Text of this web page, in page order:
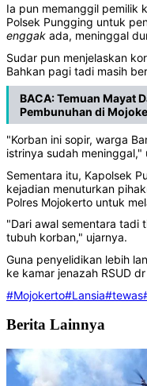
Ia pun memanggil pemilik
Polsek Pungging untuk
enggak ada, meninggal
Sudar pun menjelaskan
Bahkan pagi tadi masih
BACA:Temuan Mayat
Pembunuhan di
"Korban ini sopir, warga
istrinya sudah meninggal,"
Sementara itu, Kapolsek
kejadian menuturkan
Polres Mojokerto untuk
"Dari awal sementara tadi
tubuh korban," ujarnya.
Guna penyelidikan lebih
ke kamar jenazah RSUD
#Mojokerto#Lansia#tewas
Berita Lainnya